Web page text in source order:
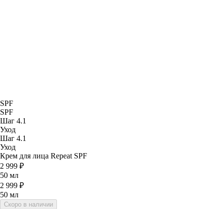
SPF
SPF
Шаг 4.1
Уход
Шаг 4.1
Уход
Крем для лица Repeat SPF
2 999 ₽
50 мл
2 999 ₽
50 мл
Скоро в наличии